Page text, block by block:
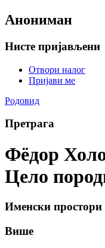
Анониман
Нисте пријављени
Отвори налог
Пријави ме
Родовид
Претрага
Фёдор
Цело
Именски простори
Више